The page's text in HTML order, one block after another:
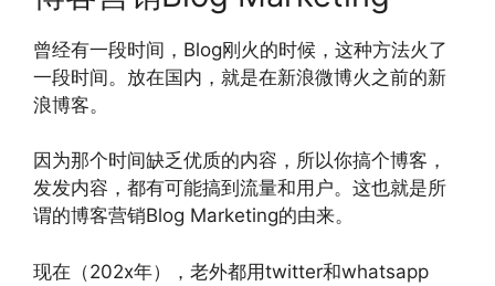
曾经有一段时间，Blog刚火的时候，这种方法火了
一段时间。放在国内，就是在新浪微博火之前的新
浪博客。
因为那个时间缺乏优质的内容，所以你搞个博客，
发发内容，都有可能搞到流量和用户。这也就是所
谓的博客营销Blog Marketing的由来。
现在（202x年），老外都用twitter和whatsapp